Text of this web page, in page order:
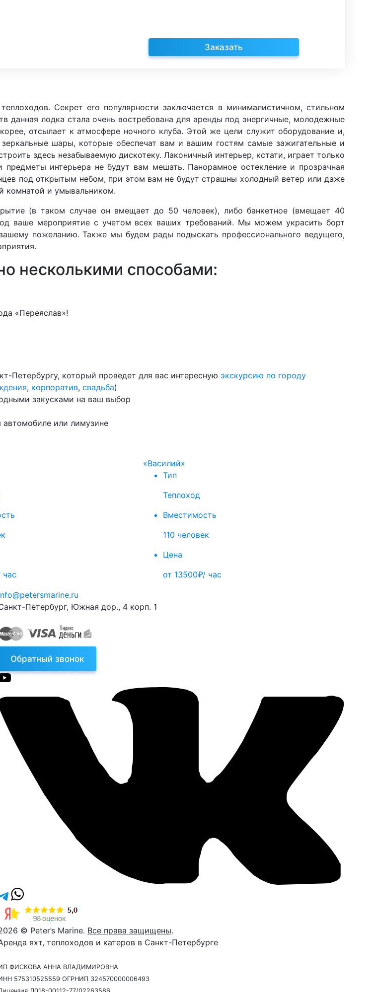
Заказать
Секрет его популярности заключается в минималистичном, стильном
данная лодка стала очень востребована для аренды под энергичные, молодежные
отсылает к атмосфере ночного клуба. Этой же цели служит оборудование и,
шары, которые обеспечат вам и вашим гостям самые зажигательные и
здесь незабываемую дискотеку. Лаконичный интерьер, кстати, играет только
интерьера не будут вам мешать. Панорамное остекление и прозрачная
под открытым небом, при этом вам не будут страшны холодный ветер или даже
комнатой и умывальником.
(в таком случае он вмещает до 50 человек), либо банкетное (вмещает 40
ваше мероприятие с учетом всех ваших требований. Мы можем украсить борт
пожеланию. Также мы будем рады подыскать профессионального ведущего,
несколькими способами:
«Переяслав»!
Петербургу, который проведет для вас интересную экскурсию по городу
, корпоратив, свадьба)
закусками на ваш выбор
автомобиле или лимузине
«Василий»
Тип
Теплоход
Вместимость
110 человек
Цена
от 13500₽/ час
Петербург, Южная дор., 4 корп. 1
Обратный звонок
© Peter’s Marine. Все права защищены.
яхт, теплоходов и катеров в Санкт-Петербурге
ФИСКОВА АННА ВЛАДИМИРОВНА
575310525559 ОГРНИП 324570000006493